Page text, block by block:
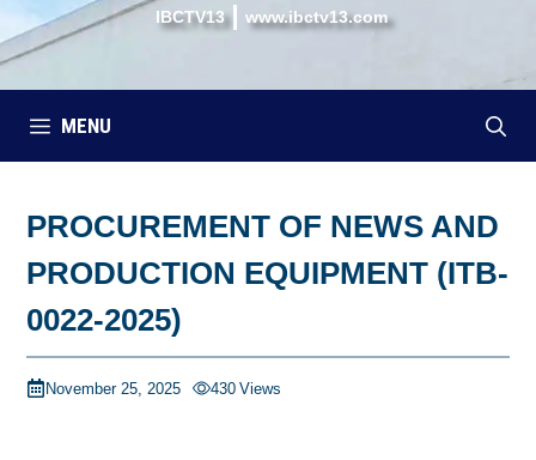
IBCTV13 www.ibctv13.com
MENU
PROCUREMENT OF NEWS AND
PRODUCTION EQUIPMENT (ITB-
0022-2025)
November 25, 2025 430 Views